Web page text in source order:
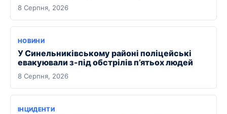
8 Серпня, 2026
НОВИНИ
У Синельниківському районі поліцейські
евакуювали з-під обстрілів п’ятьох людей
8 Серпня, 2026
ІНЦИДЕНТИ